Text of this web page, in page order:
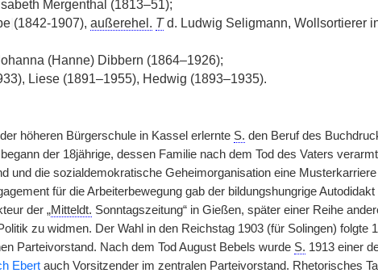
Mergenthal (1813–51);
| (1842-1907), außerehel. Td. Ludwig Seligmann, Wollsortierer
(Hanne) Dibbern (1864–1926);
Liese (1891–1955), Hedwig (1893–1935).
höheren Bürgerschule in Kassel erlernte S. den Beruf des
der 18jährige, dessen Familie nach dem Tod des Vaters
und die sozialdemokratische Geheimorganisation eine
für die Arbeiterbewegung gab der bildungshungrige
der „Mitteldt. Sonntagszeitung“ in Gießen, später einer Reihe
zu widmen. Der Wahl in den Reichstag 1903 (für Solingen) folgte
Parteivorstand. Nach dem Tod August Bebels wurde S. 1913 einer
Ebertauch Vorsitzender im zentralen Parteivorstand. Rhetorisches